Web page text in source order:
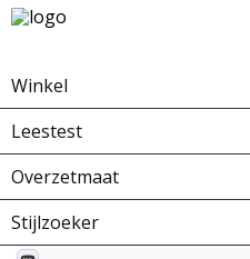
Winkel
Leestest
Overzetmaat
Stijlzoeker
Home Winkel